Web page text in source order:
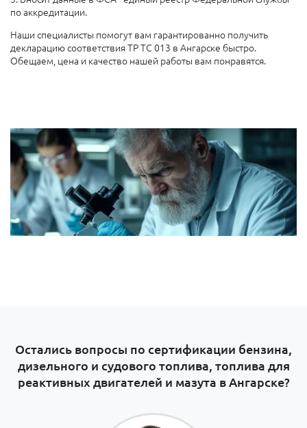
по аккредитации.
Наши специалисты помогут вам гарантированно получить
декларацию соответствия ТР ТС 013 в Ангарске быстро.
Обещаем, цена и качество нашей работы вам понравятся.
Остались вопросы по сертификации бензина,
дизельного и судового топлива, топлива для
реактивных двигателей и мазута в Ангарске?